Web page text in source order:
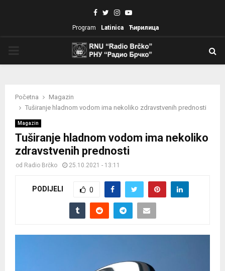
Facebook
TwitterInstagram
Youtube
Program Latinica Ћирилица
Početna
Magazin
Tuširanje hladnom vodom ima nekoliko zdravstvenih prednosti
Magazin
Tuširanje hladnom vodom ima nekoliko
zdravstvenih prednosti
od Radio Brčko 25.10.2021 - 13:11
PODIJELI 0